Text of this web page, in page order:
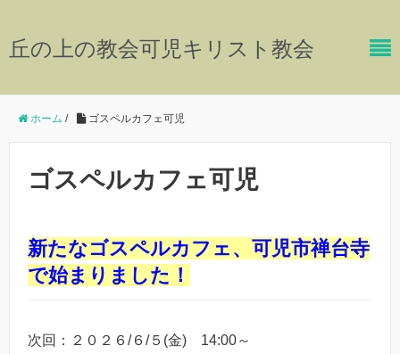
丘の上の教会可児キリスト教会
ホーム / ゴスペルカフェ可児
ゴスペルカフェ可児
新たなゴスペルカフェ、可児市禅台寺
で始まりました！
次回：２０２６/６/５(金) 14:00～